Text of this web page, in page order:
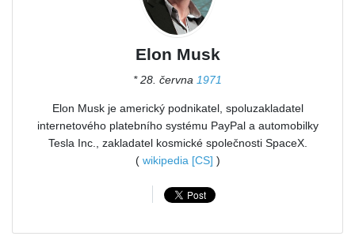
Elon Musk
* 28. června 1971
Elon Musk je americký podnikatel, spoluzakladatel
internetového platebního systému PayPal a automobilky
Tesla Inc., zakladatel kosmické společnosti SpaceX.
( wikipedia [CS] )